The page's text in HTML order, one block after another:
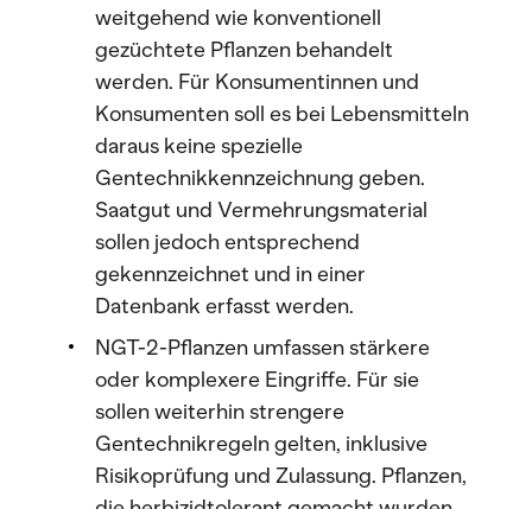
weitgehend wie konventionell
gezüchtete Pflanzen behandelt
werden. Für Konsumentinnen und
Konsumenten soll es bei Lebensmitteln
daraus keine spezielle
Gentechnikkennzeichnung geben.
Saatgut und Vermehrungsmaterial
sollen jedoch entsprechend
gekennzeichnet und in einer
Datenbank erfasst werden.
NGT-2-Pflanzen umfassen stärkere
oder komplexere Eingriffe. Für sie
sollen weiterhin strengere
Gentechnikregeln gelten, inklusive
Risikoprüfung und Zulassung. Pflanzen,